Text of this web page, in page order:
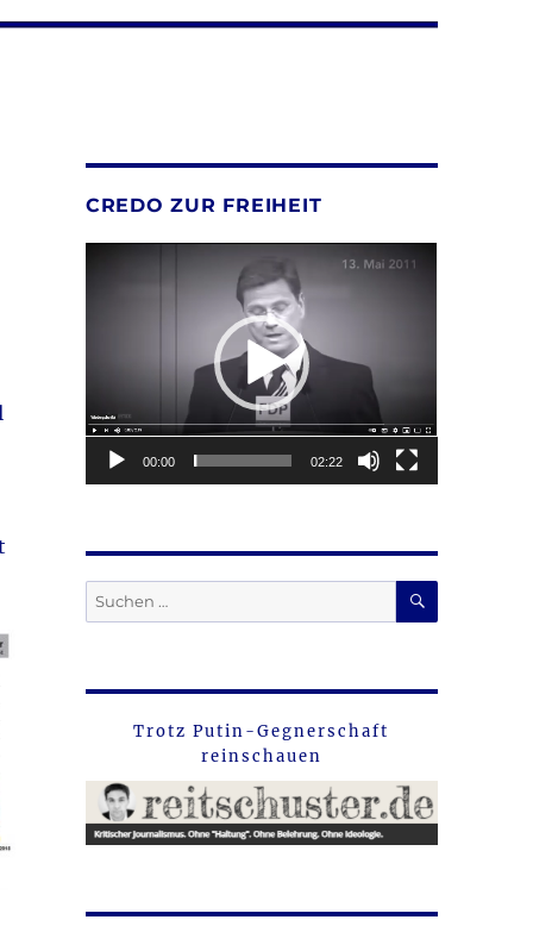
CREDO ZUR FREIHEIT
00:00 02:22
Suche
nach:
SUCHEN
Trotz Putin-Gegnerschaft
reinschauen